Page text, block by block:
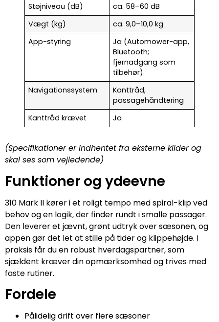
Støjniveau (dB)
ca. 58–60 dB
Vægt (kg)
ca. 9,0–10,0 kg
App-styring
Ja (Automower-app,
Bluetooth;
fjernadgang som
tilbehør)
Navigationssystem
Kanttråd,
passagehåndtering
Kanttråd krævet
Ja
(Specifikationer er indhentet fra eksterne kilder og
skal ses som vejledende)
Funktioner og ydeevne
310 Mark II kører i et roligt tempo med spiral-klip ved
behov og en logik, der finder rundt i smalle passager.
Den leverer et jævnt, grønt udtryk over sæsonen, og
appen gør det let at stille på tider og klippehøjde. I
praksis får du en robust hverdagspartner, som
sjældent kræver din opmærksomhed og trives med
faste rutiner.
Fordele
Pålidelig drift over flere sæsoner